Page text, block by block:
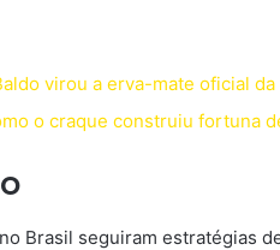
virou a erva-mate oficial
o craque construiu fortuna
Brasil seguiram estratégias